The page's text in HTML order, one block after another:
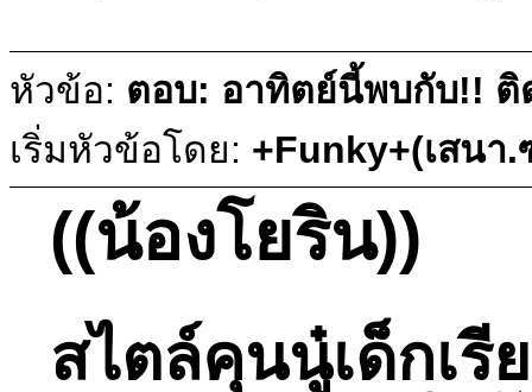
หัวข้อ: ตอบ: อาทิตย์นี้พบกับ!! ติ
เริ่มหัวข้อโดย: +Funky+(เสนา
((น้องโยริน))
สไตล์คุนนู๋เด็กเ